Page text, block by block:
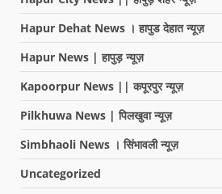
Hapur Dehat News । हापुड देहात न्यूज़
Hapur News | हापुड़ न्यूज़
Kapoorpur News || कपूरपुर न्यूज़
Pilkhuwa News | पिलखुवा न्यूज़
Simbhaoli News । सिंभावली न्यूज़
Uncategorized